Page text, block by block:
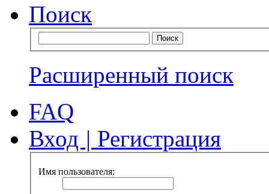
Поиск
Расширенный поиск
FAQ
Вход | Регистрация
Имя пользователя: